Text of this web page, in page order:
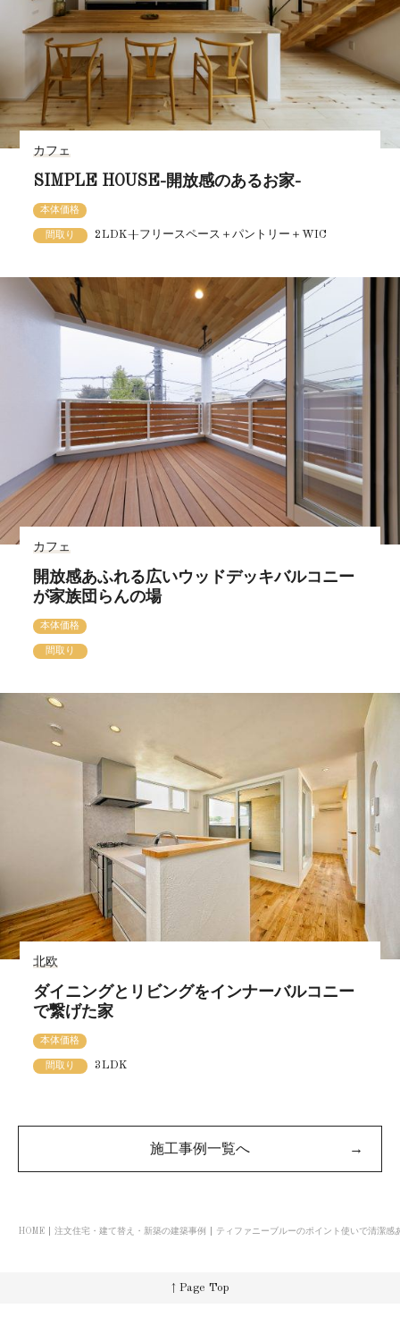
カフェ
SIMPLE HOUSE-開放感のあるお家-
本体価格
間取り 2LDK+フリースペース＋パントリー＋WIC
カフェ
開放感あふれる広いウッドデッキバルコニー
が家族団らんの場
本体価格
間取り
北欧
ダイニングとリビングをインナーバルコニー
で繋げた家
本体価格
間取り 3LDK
施工事例一覧へ →
HOME 注文住宅・建て替え・新築の建築事例 ティファニーブルーのポイント使いで清潔
↑ Page Top